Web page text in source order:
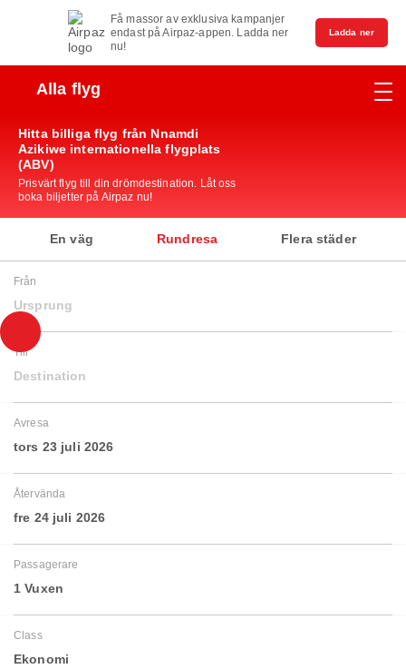
Få massor av exklusiva kampanjer
endast på Airpaz-appen. Ladda ner
nu!
Ladda ner
Alla flyg
Hitta billiga flyg från Nnamdi
Azikiwe internationella flygplats
(ABV)
Prisvärt flyg till din drömdestination. Låt oss
boka biljetter på Airpaz nu!
En väg Rundresa Flera städer
Från
Ursprung
Till
Destination
Avresa
tors 23 juli 2026
Återvända
fre 24 juli 2026
Passagerare
1 Vuxen
Class
Ekonomi